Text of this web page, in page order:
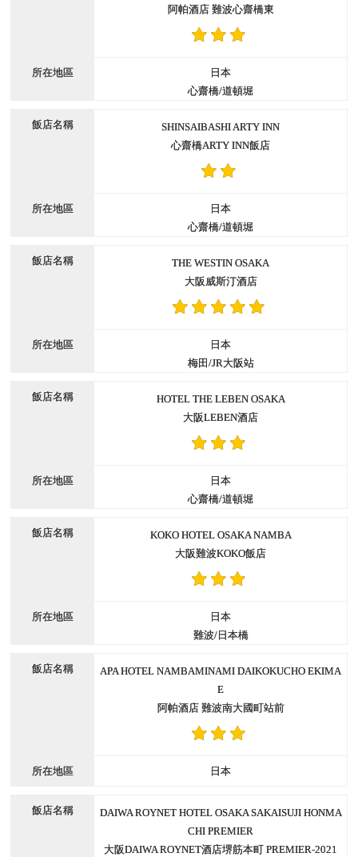
阿帕酒店 難波心齋橋東
日本
心齋橋/道頓堀
SHINSAIBASHI ARTY INN
心齋橋ARTY INN飯店
日本
心齋橋/道頓堀
THE WESTIN OSAKA
大阪威斯汀酒店
日本
梅田/JR大阪站
HOTEL THE LEBEN OSAKA
大阪LEBEN酒店
日本
心齋橋/道頓堀
KOKO HOTEL OSAKA NAMBA
大阪難波KOKO飯店
日本
難波/日本橋
APA HOTEL NAMBAMINAMI DAIKOKUCHO EKIMA
E
阿帕酒店 難波南大國町站前
日本
DAIWA ROYNET HOTEL OSAKA SAKAISUJI HONMA
CHI PREMIER
大阪DAIWA ROYNET酒店堺筋本町 PREMIER-2021